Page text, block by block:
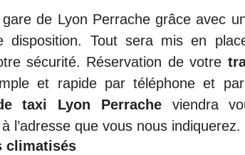
gare de Lyon Perrache grâce avec
disposition. Tout sera mis en
sécurité. Réservation de votre
et rapide par téléphone et
taxi Lyon Perracheviendra
l’adresse que vous nous indiquerez.
climatisés